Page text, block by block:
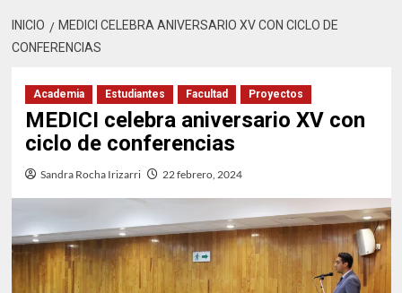
INICIO
MEDICI CELEBRA ANIVERSARIO XV CON CICLO DE
CONFERENCIAS
Academia Estudiantes Facultad Proyectos
MEDICI celebra aniversario XV con
ciclo de conferencias
Sandra Rocha Irizarri 22 febrero, 2024